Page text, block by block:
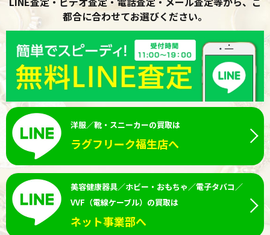
都合に合わせてお選びください。
洋服／靴・スニーカーの買取は
ラグフリーク福生店へ
美容健康器具／ホビー・おもちゃ／電子タバコ／
VVF（電線ケーブル）の買取は
ネット事業部へ